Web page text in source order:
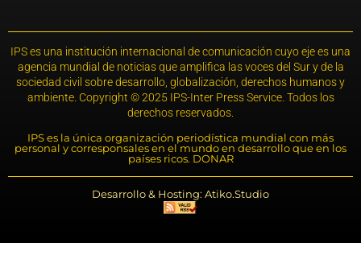
IPS es una institución internacional de comunicación cuyo eje es una
agencia mundial de noticias que amplifica las voces del Sur y de la
sociedad civil sobre desarrollo, globalización, derechos humanos y
ambiente. Copyright © 2025 IPS-Inter Press Service. Todos los
derechos reservados.
IPS es la única organización periodística mundial con más
personal y corresponsales en el mundo en desarrollo que en los
países ricos. DONAR
Desarrollo & Hosting: Atiko.Studio